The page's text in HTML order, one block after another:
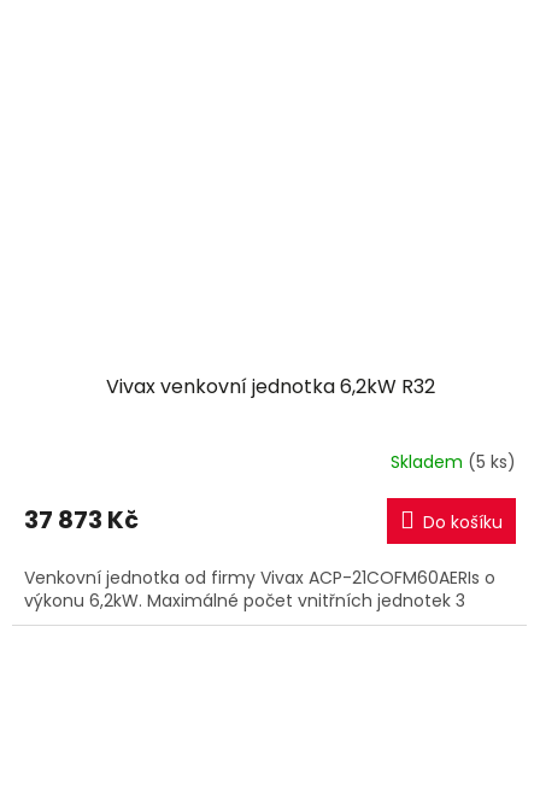
Vivax venkovní jednotka 6,2kW R32
Skladem (5 ks)
37 873 Kč Do košíku
Venkovní jednotka od firmy Vivax ACP-21COFM60AERIs o
výkonu 6,2kW. Maximálné počet vnitřních jednotek 3